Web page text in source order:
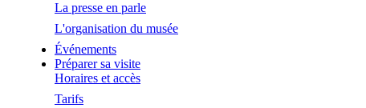
La presse en parle
L'organisation du musée
Événements
Préparer sa visite
Horaires et accès
Tarifs